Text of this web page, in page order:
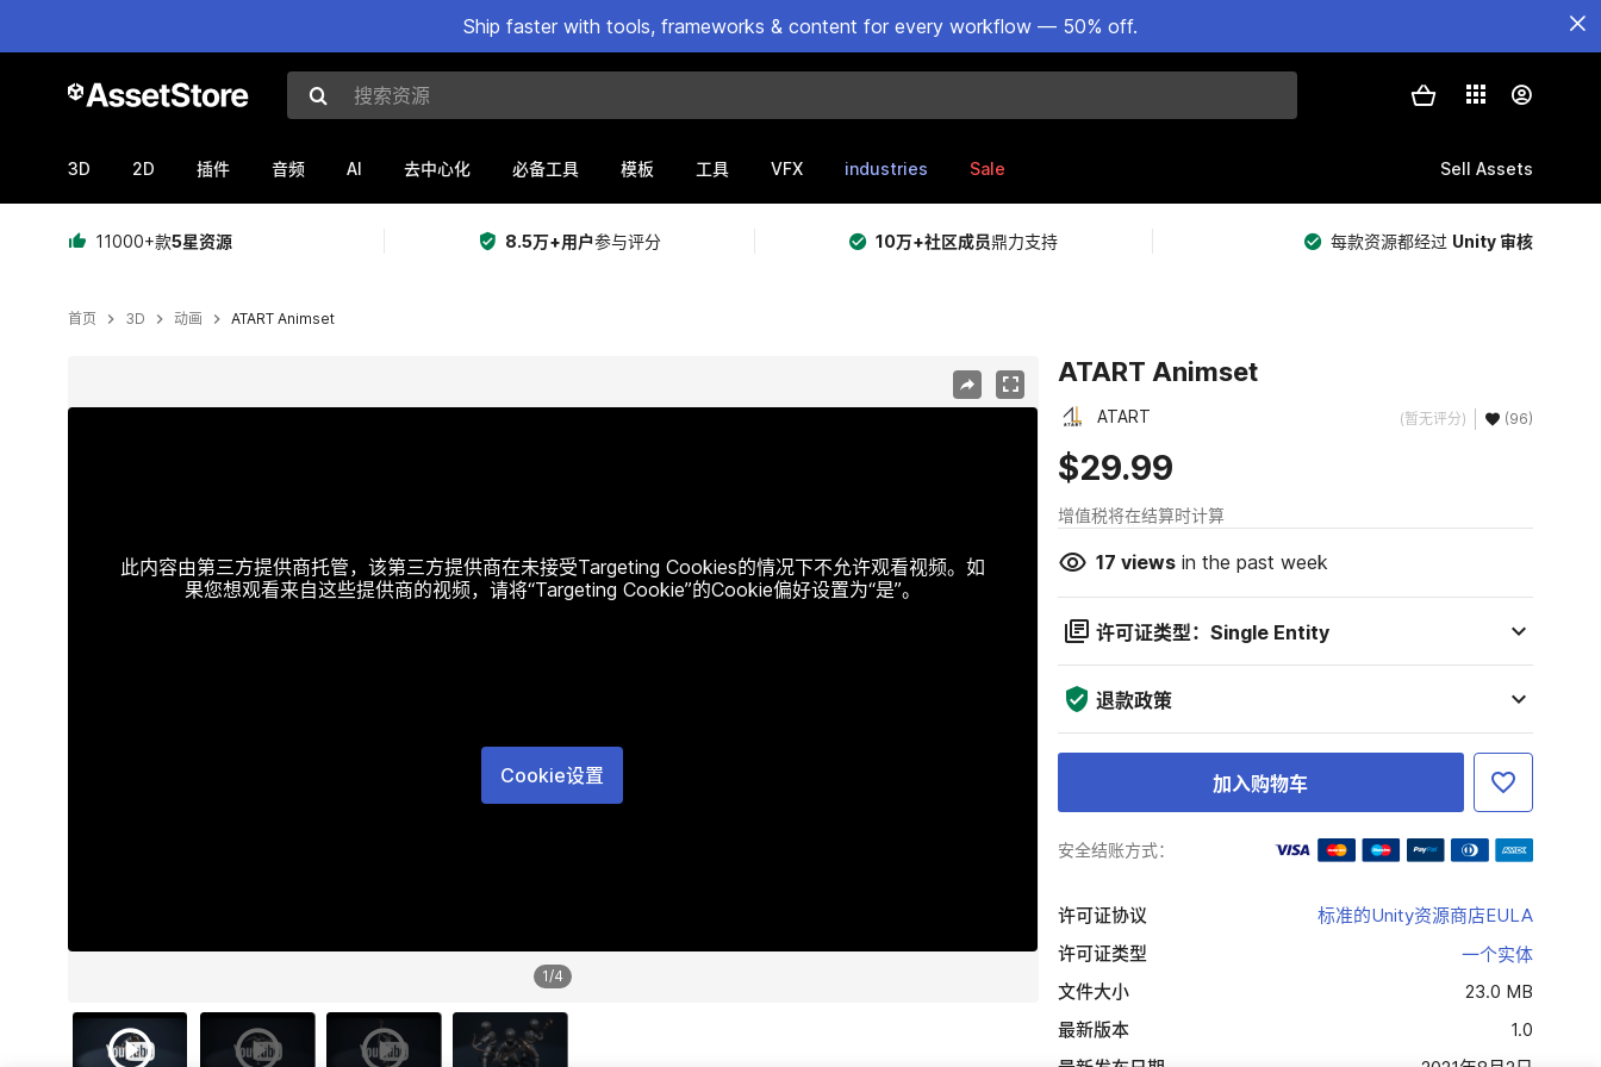
Ship faster with tools, frameworks & content for every workflow — 50% off.
搜索资源
3D 2D 插件 音频 AI 去中心化 必备工具 模板 工具 VFX industries Sale Sell Assets
11000+款5星资源 8.5万+用户参与评分 10万+社区成员鼎力支持 每款资源都经过 Unity 审核
首页 3D 动画 ATART Animset
此内容由第三方提供商托管，该第三方提供商在未接受Targeting Cookies的情况下不允许观看视频。如
果您想观看来自这些提供商的视频，请将“Targeting Cookie”的Cookie偏好设置为“是”。
Cookie设置
1/4
ATART Animset
ATART (暂无评分) (96)
$29.99
增值税将在结算时计算
17 viewsin the past week
许可证类型：Single Entity
退款政策
加入购物车
安全结账方式：
许可证协议
标准的Unity资源商店EULA
许可证类型
一个实体
文件大小
23.0 MB
最新版本
1.0